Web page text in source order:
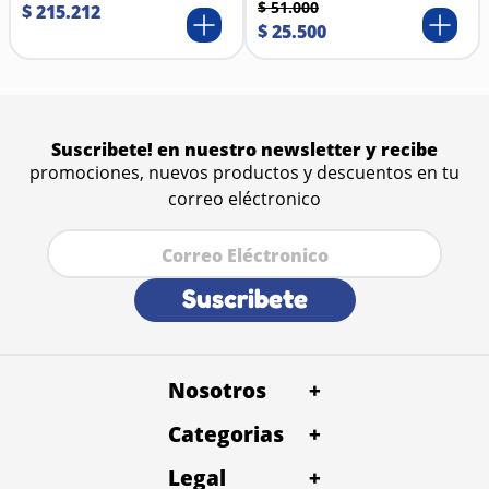
Materiales principales
Dientes metálicos de acero inoxidable: duraderos,
resistentes a la corrosión y suaves con la piel.
$215.212 $ 51.000
$25.500
Suscribete! en nuestro newsletter y recibe
promociones, nuevos productos y descuentos en tu
correo eléctronico
Suscribete
Nosotros
+
Quienes Somos
Petentrega Panamá
Categorias
+
Alimentos
Baño y Peluqueria
Legal
+